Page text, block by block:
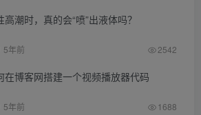
高潮时，真的会“喷”出液体吗？
5年前 2542
在博客网搭建一个视频播放器代码
5年前 1688